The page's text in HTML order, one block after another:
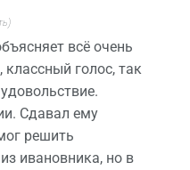
всё очень
классный голос, так
Сдавал ему
решить
ивановника, но в